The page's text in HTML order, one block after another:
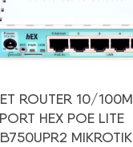
ROUTER 10/100M
HEX POE LITE
MIKROTIK